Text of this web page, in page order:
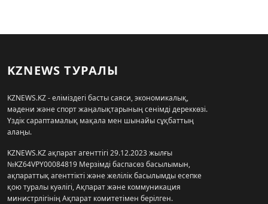
KZNEWS ТУРАЛЫ
KZNEWS.KZ - еліміздегі басты саяси, экономикалық,
мәдени және спорт жаңалықтарының сенімді дереккөзі.
Үздік сараптамалық мақала мен шынайы сұқбаттың
алаңы.
KZNEWS.KZ ақпарат агенттігі 29.12.2023 жылғы
№KZ64VPY00084819 Мерзімді баспасөз басылымын,
ақпараттық агенттікті және желілік басылымды есепке
қою туралы куәлігі, Ақпарат және коммуникация
министрлігінің Ақпарат комитетімен берілген.